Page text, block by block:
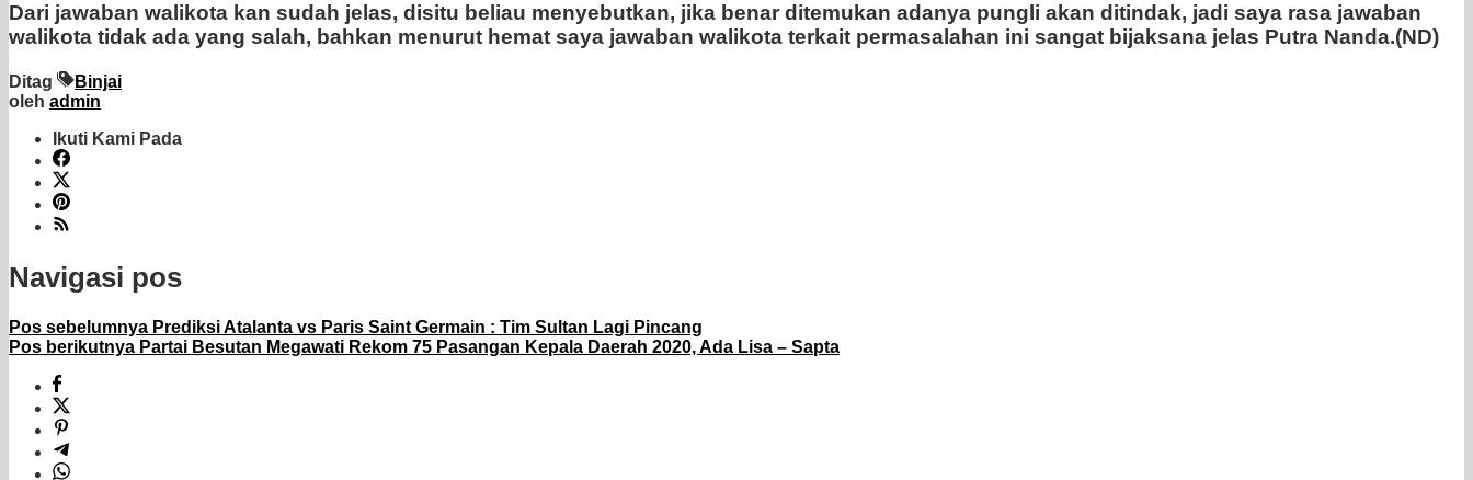
Dari jawaban walikota kan sudah jelas, disitu beliau menyebutkan, jika benar ditemukan adanya pungli akan ditindak, jadi saya rasa jawaban
walikota tidak ada yang salah, bahkan menurut hemat saya jawaban walikota terkait permasalahan ini sangat bijaksana jelas Putra Nanda.(ND)
Ditag
Binjai
oleh admin
Ikuti Kami Pada
Navigasi pos
Pos sebelumnya Prediksi Atalanta vs Paris Saint Germain : Tim Sultan Lagi Pincang
Pos berikutnya Partai Besutan Megawati Rekom 75 Pasangan Kepala Daerah 2020, Ada Lisa – Sapta